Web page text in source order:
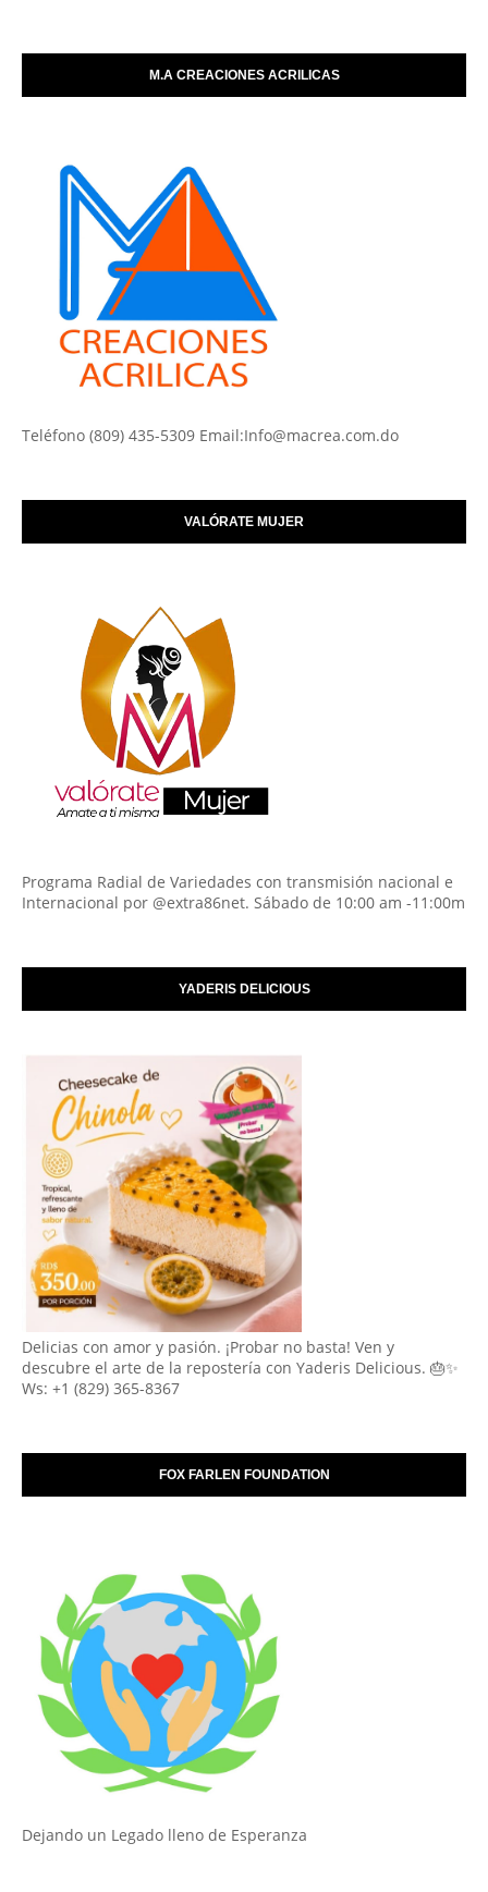
M.A CREACIONES ACRILICAS
Teléfono (809) 435-5309 Email:Info@macrea.com.do
VALÓRATE MUJER
Programa Radial de Variedades con transmisión nacional e
Internacional por @extra86net. Sábado de 10:00 am -11:00m
YADERIS DELICIOUS
Delicias con amor y pasión. ¡Probar no basta! Ven y
descubre el arte de la repostería con Yaderis Delicious. 🎂✨
Ws: +1 (829) 365-8367
FOX FARLEN FOUNDATION
Dejando un Legado lleno de Esperanza